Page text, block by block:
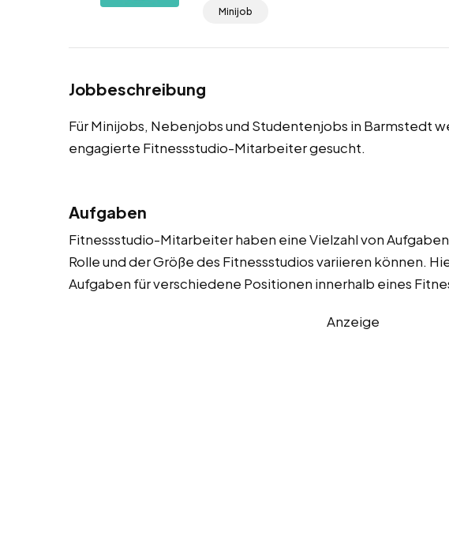
Minijob
Jobbeschreibung
Für Minijobs, Nebenjobs und Studentenjobs in Barmstedt
engagierte Fitnessstudio-Mitarbeiter gesucht.
Aufgaben
Fitnessstudio-Mitarbeiter haben eine Vielzahl von
Rolle und der Größe des Fitnessstudios variieren können.
Aufgaben für verschiedene Positionen innerhalb eines
Anzeige